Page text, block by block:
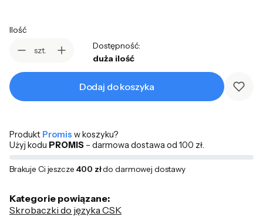
Ilość
szt.
Dostępność:
duża ilość
Dodaj do koszyka
Produkt Promis w koszyku?
Użyj kodu PROMIS – darmowa dostawa od 100 zł.
Brakuje Ci jeszcze 400 złdo darmowej dostawy
Kategorie powiązane:
Skrobaczki do języka CSK